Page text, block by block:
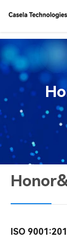
ISO